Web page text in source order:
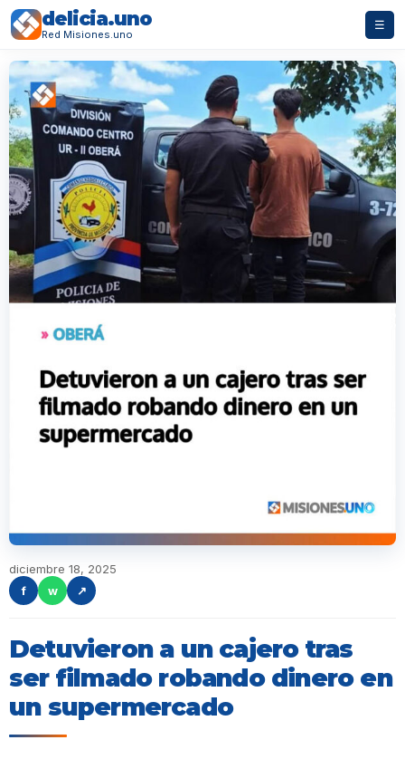
delicia.uno
Red Misiones.uno
☰
diciembre 18, 2025
f
w ↗
Detuvieron a un cajero tras
ser filmado robando dinero en
un supermercado